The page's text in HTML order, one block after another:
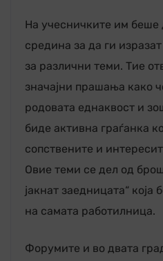
На учесничките им беше
средина за да ги
за различни теми. Тие
значајни прашања како
родовата еднаквост и
биде активна граѓанка
сопствените и
Овие теми се дел од
јакнат заедницата“
на самата работилница.
Форумите и во двата